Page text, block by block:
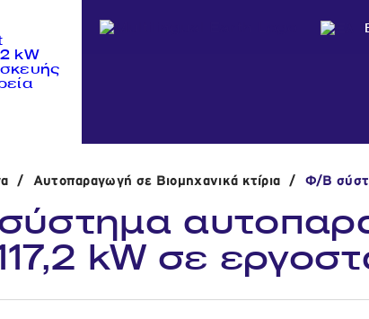
/ Αυτοπαραγωγή σε Βιομηχανικά κτίρια / Φ/Β
kW σε